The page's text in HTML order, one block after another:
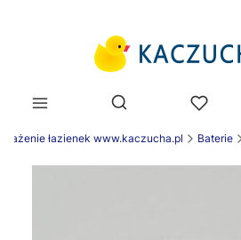
Otwórz wyszukiwarkę
łazienek www.kaczucha.pl Baterie